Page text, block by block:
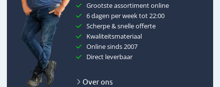
Grootste assortiment online
6 dagen per week tot 22:00
Scherpe & snelle offerte
Kwaliteitsmateriaal
Online sinds 2007
Direct leverbaar
Over ons